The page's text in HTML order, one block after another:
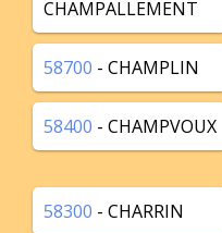
CHAMPALLEMENT
58700 - CHAMPLIN
58400 - CHAMPVOUX
58300 - CHARRIN